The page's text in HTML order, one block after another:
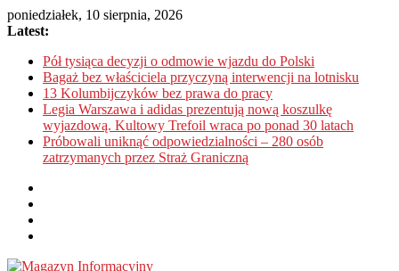
poniedziałek, 10 sierpnia, 2026
Latest:
Pół tysiąca decyzji o odmowie wjazdu do Polski
Bagaż bez właściciela przyczyną interwencji na lotnisku
13 Kolumbijczyków bez prawa do pracy
Legia Warszawa i adidas prezentują nową koszulkę
wyjazdową. Kultowy Trefoil wraca po ponad 30 latach
Próbowali uniknąć odpowiedzialności – 280 osób
zatrzymanych przez Straż Graniczną